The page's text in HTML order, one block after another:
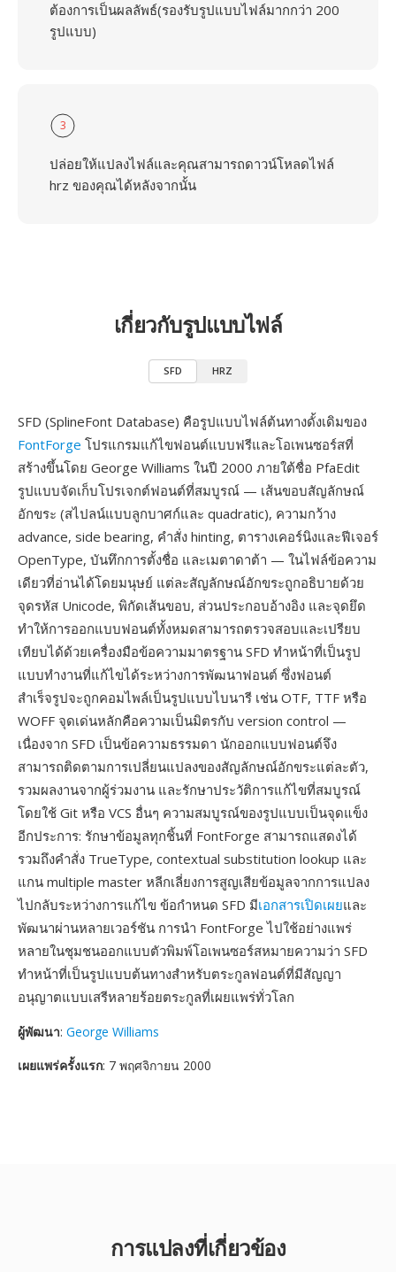
ต้องการเป็นผลลัพธ์(รองรับรูปแบบไฟล์มากกว่า 200
รูปแบบ)
3
ปล่อยให้แปลงไฟล์และคุณสามารถดาวน์โหลดไฟล์
hrz ของคุณได้หลังจากนั้น
เกี่ยวกับรูปแบบไฟล์
SFD HRZ
SFD (SplineFont Database) คือรูปแบบไฟล์ต้นทางดั้งเดิมของ
FontForge โปรแกรมแก้ไขฟอนต์แบบฟรีและโอเพนซอร์สที่
สร้างขึ้นโดย George Williams ในปี 2000 ภายใต้ชื่อ PfaEdit
รูปแบบจัดเก็บโปรเจกต์ฟอนต์ที่สมบูรณ์ — เส้นขอบสัญลักษณ์
อักขระ (สไปลน์แบบลูกบาศก์และ quadratic), ความกว้าง
advance, side bearing, คำสั่ง hinting, ตารางเคอร์นิงและฟีเจอร์
OpenType, บันทึกการตั้งชื่อ และเมตาดาต้า — ในไฟล์ข้อความ
เดียวที่อ่านได้โดยมนุษย์ แต่ละสัญลักษณ์อักขระถูกอธิบายด้วย
จุดรหัส Unicode, พิกัดเส้นขอบ, ส่วนประกอบอ้างอิง และจุดยึด
ทำให้การออกแบบฟอนต์ทั้งหมดสามารถตรวจสอบและเปรียบ
เทียบได้ด้วยเครื่องมือข้อความมาตรฐาน SFD ทำหน้าที่เป็นรูป
แบบทำงานที่แก้ไขได้ระหว่างการพัฒนาฟอนต์ ซึ่งฟอนต์
สำเร็จรูปจะถูกคอมไพล์เป็นรูปแบบไบนารี เช่น OTF, TTF หรือ
WOFF จุดเด่นหลักคือความเป็นมิตรกับ version control —
เนื่องจาก SFD เป็นข้อความธรรมดา นักออกแบบฟอนต์จึง
สามารถติดตามการเปลี่ยนแปลงของสัญลักษณ์อักขระแต่ละตัว,
รวมผลงานจากผู้ร่วมงาน และรักษาประวัติการแก้ไขที่สมบูรณ์
โดยใช้ Git หรือ VCS อื่นๆ ความสมบูรณ์ของรูปแบบเป็นจุดแข็ง
อีกประการ: รักษาข้อมูลทุกชิ้นที่ FontForge สามารถแสดงได้
รวมถึงคำสั่ง TrueType, contextual substitution lookup และ
แกน multiple master หลีกเลี่ยงการสูญเสียข้อมูลจากการแปลง
ไปกลับระหว่างการแก้ไข ข้อกำหนด SFD มีเอกสารเปิดเผยและ
พัฒนาผ่านหลายเวอร์ชัน การนำ FontForge ไปใช้อย่างแพร่
หลายในชุมชนออกแบบตัวพิมพ์โอเพนซอร์สหมายความว่า SFD
ทำหน้าที่เป็นรูปแบบต้นทางสำหรับตระกูลฟอนต์ที่มีสัญญา
อนุญาตแบบเสรีหลายร้อยตระกูลที่เผยแพร่ทั่วโลก
ผู้พัฒนา: George Williams
เผยแพร่ครั้งแรก: 7 พฤศจิกายน 2000
การแปลงที่เกี่ยวข้อง